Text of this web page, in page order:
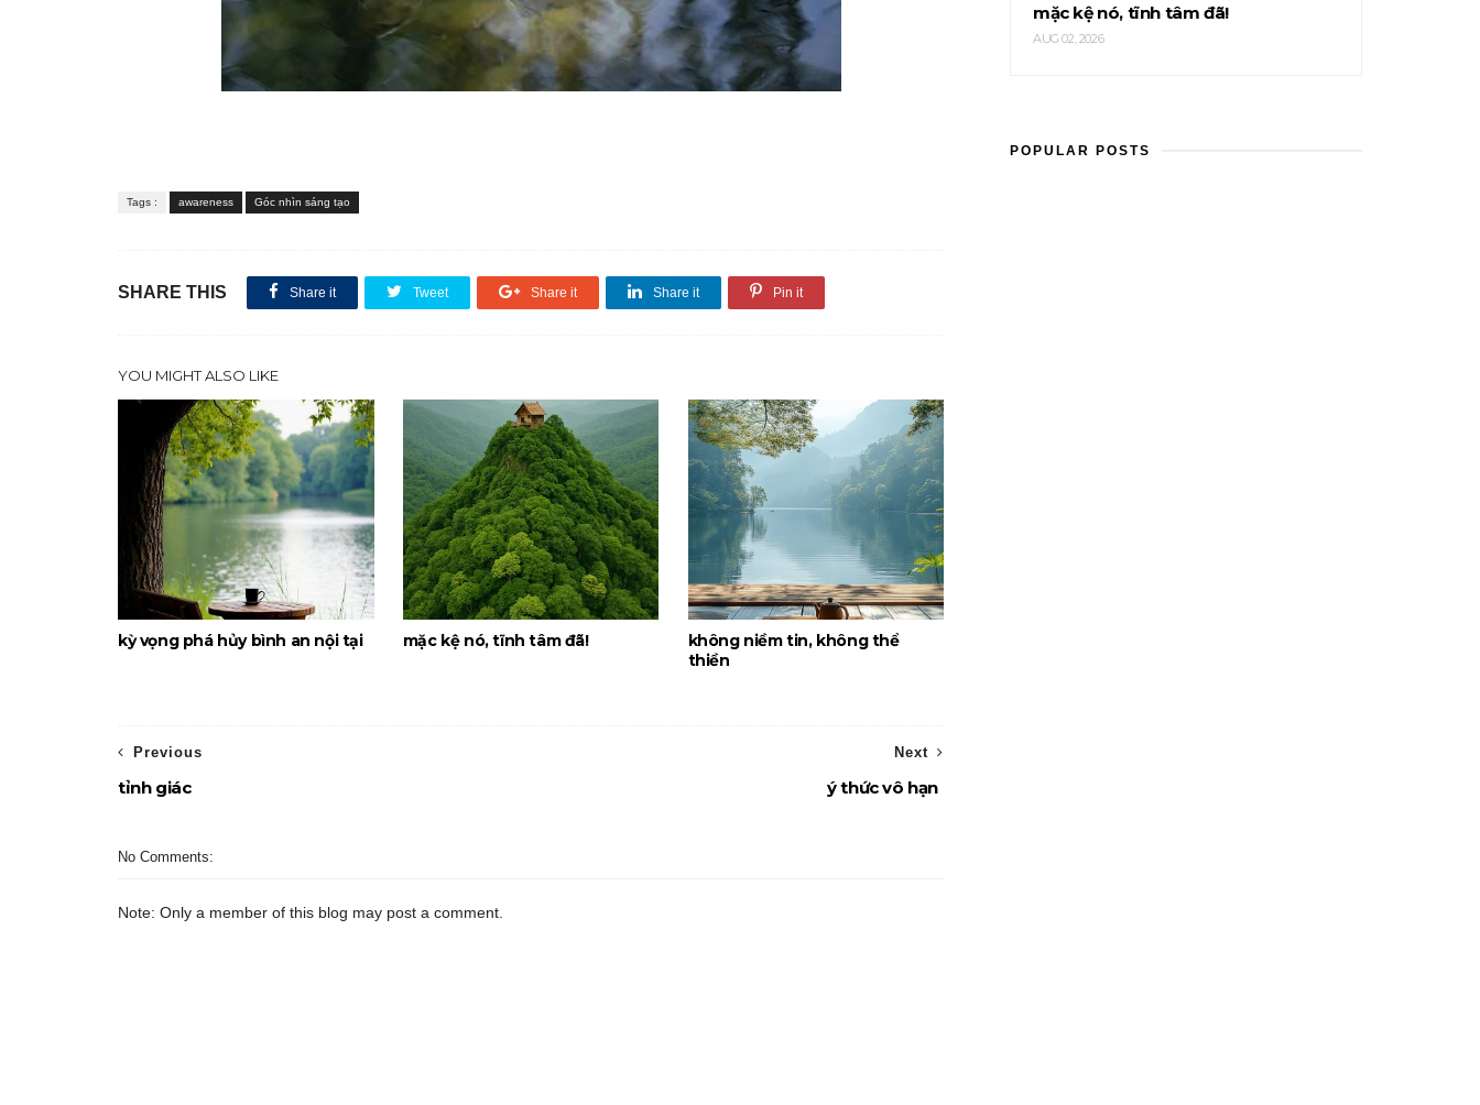
Tags : awareness Góc nhìn sáng tạo
SHARE THIS Share it Tweet Share it Share it Pin it
YOU MIGHT ALSO LIKE
kỳ vọng phá hủy bình an nội tại mặc kệ nó, tĩnh tâm đã!
không niềm tin, không thể
thiền
Next
ý thức vô hạn
Previous
tỉnh giác
No Comments:
Note: Only a member of this blog may post a comment.
mặc kệ nó, tĩnh tâm đã!
AUG 02, 2026
POPULAR POSTS